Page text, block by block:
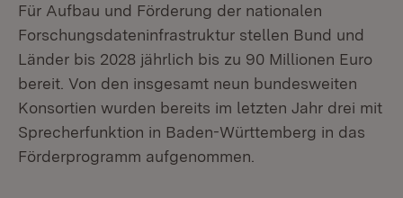
Für Aufbau und Förderung der nationalen
Forschungsdateninfrastruktur stellen Bund und
Länder bis 2028 jährlich bis zu 90 Millionen Euro
bereit. Von den insgesamt neun bundesweiten
Konsortien wurden bereits im letzten Jahr drei mit
Sprecherfunktion in Baden-Württemberg in das
Förderprogramm aufgenommen.